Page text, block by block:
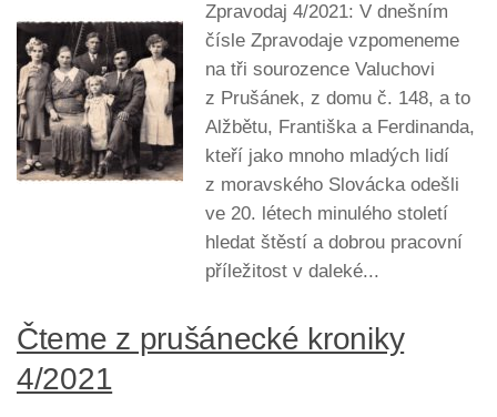
Zpravodaj 4/2021: V dnešním
čísle Zpravodaje vzpomeneme
na tři sourozence Valuchovi
z Prušánek, z domu č. 148, a to
Alžbětu, Františka a Ferdinanda,
kteří jako mnoho mladých lidí
z moravského Slovácka odešli
ve 20. létech minulého století
hledat štěstí a dobrou pracovní
příležitost v daleké...
Čteme z prušánecké kroniky
4/2021